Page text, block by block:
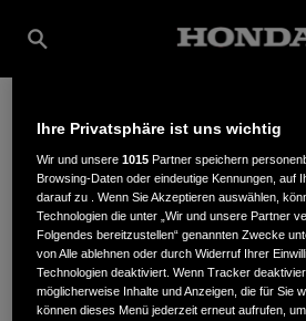
GERHARD
Rük 15,37581,Bad Gandersheim (OT Alt
Ihre Privatsphäre ist uns wichtig
Wir und unsere1015 Partner speichern
Browsing-Daten oder eindeutige Kennungen, auf
darauf zu . Wenn Sie Akzeptieren auswählen,
Technologien die unter „Wir und unsere Partner
Folgendes bereitzustellen“ genannten Zwecke
von Alle ablehnen oder durch Widerruf Ihrer
Technologien deaktiviert. Wenn Tracker
möglicherweise Inhalte und Anzeigen, die für Sie
können dieses Menü jederzeit erneut aufrufen,